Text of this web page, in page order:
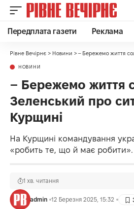
Передплата газети Реклама
Рівне Вечірнє > Новини >– Бережемо життя солдатів,
НОВИНИ
– Бережемо життя
Зеленський про
Курщині
На Курщині командування
«робить те, що й має робити».
admin 12 Березня 2025, 15:32
1 хв. читання